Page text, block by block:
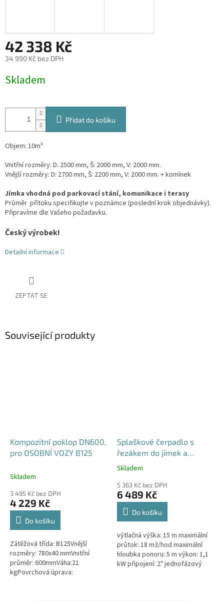
42 338 Kč
34 990 Kč bez DPH
cena:
Skladem
Přidat do košíku
Objem: 10m³
Vnitřní rozměry: D: 2500 mm, Š: 2000 mm, V: 2000 mm.
Vnější rozměry: D: 2700 mm, Š: 2200 mm, V: 2000 mm. + komínek
Jímka vhodná pod parkovací stání, komunikace i terasy
Průměr přítoku specifikujte v poznámce (poslední krok objednávky).
Připravíme dle Vašeho požadavku.
Český výrobek!
Detailní informace
ZEPTAT SE
Související produkty
Kompozitní poklop DN600,
pro OSOBNÍ VOZY B125
Skladem
3 495 Kč bez DPH
4 229 Kč
Do košíku
Zátěžová třída: B125Vnější
rozměry: 780x40 mmVnitřní
průměr: 600mmVáha:21
kgPovrchová úprava:
Splaškové čerpadlo s
řezákem do jímek a
septiků - Blue Line PQD 7-
Průměrné
produktu
je
5,0
hvězdiček.
Skladem
5 363 Kč bez DPH
6 489 Kč
Do košíku
výtlačná výška: 15 m maximální
průtok: 18 m3/hod maximální
hloubka ponoru: 5 m výkon: 1,1
kW připojení: 2" jednofázový